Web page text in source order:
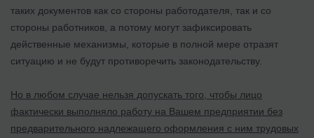
таких документов как со стороны работодателя, так и со
стороны работников, а потому могут зафиксировать
действенные механизмы, которые в полной мере отразят
ситуацию и не будут противоречить законодательству.
Но в любом случае нельзя допускать того, чтобы лицо
фактически выполняло работу на Вашем предприятии без
предварительного надлежащего оформления с ним трудовых